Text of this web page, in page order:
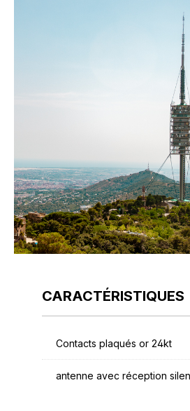
CARACTÉRISTIQUES
Contacts plaqués or 24kt
antenne avec réception